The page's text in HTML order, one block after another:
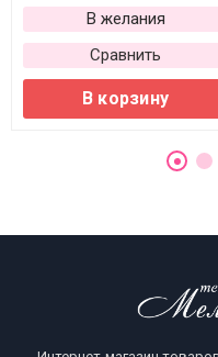
В желания
Сравнить
В корзину